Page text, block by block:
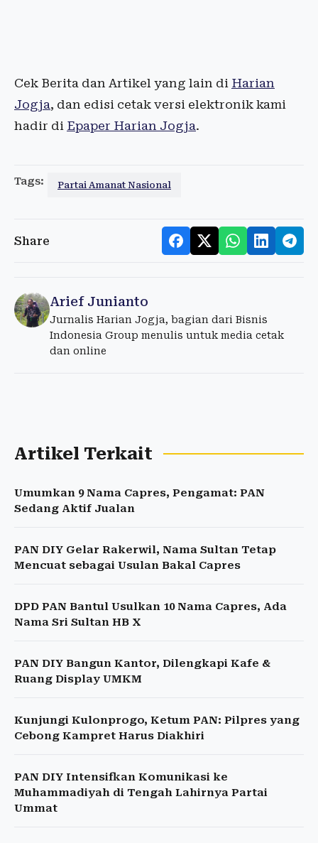
Cek Berita dan Artikel yang lain di Harian
Jogja, dan edisi cetak versi elektronik kami
hadir di Epaper Harian Jogja.
Tags: Partai Amanat Nasional
Share
Arief Junianto
Jurnalis Harian Jogja, bagian dari Bisnis
Indonesia Group menulis untuk media cetak
dan online
Artikel Terkait
Umumkan 9 Nama Capres, Pengamat: PAN
Sedang Aktif Jualan
PAN DIY Gelar Rakerwil, Nama Sultan Tetap
Mencuat sebagai Usulan Bakal Capres
DPD PAN Bantul Usulkan 10 Nama Capres, Ada
Nama Sri Sultan HB X
PAN DIY Bangun Kantor, Dilengkapi Kafe &
Ruang Display UMKM
Kunjungi Kulonprogo, Ketum PAN: Pilpres yang
Cebong Kampret Harus Diakhiri
PAN DIY Intensifkan Komunikasi ke
Muhammadiyah di Tengah Lahirnya Partai
Ummat